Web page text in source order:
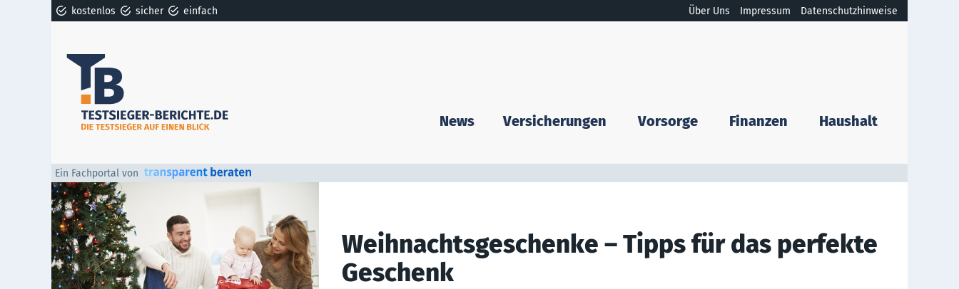
kostenlos sicher einfach Über Uns Impressum Datenschutzhinweise
News Versicherungen Vorsorge Finanzen Haushalt
Ein Fachportal von
Weihnachtsgeschenke – Tipps für das perfekte
Geschenk